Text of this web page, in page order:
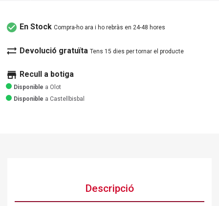
check_circle En Stock Compra-ho ara i ho rebràs en 24-48 hores
sync_alt Devolució gratuïta Tens 15 dies per tornar el producte
store Recull a botiga
Disponible a Olot
Disponible a Castellbisbal
Descripció